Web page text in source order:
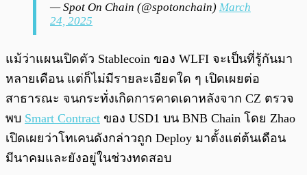
— Spot On Chain (@spotonchain) March
24, 2025
แม้ว่าแผนเปิดตัว Stablecoin ของ WLFI จะเป็นที่รู้กันมา
หลายเดือน แต่ก็ไม่มีรายละเอียดใด ๆ เปิดเผยต่อ
สาธารณะ จนกระทั่งเกิดการคาดเดาหลังจาก CZ ตรวจ
พบ Smart Contract ของ USD1 บน BNB Chain โดย Zhao
เปิดเผยว่าโทเคนดังกล่าวถูก Deploy มาตั้งแต่ต้นเดือน
มีนาคมและยังอยู่ในช่วงทดสอบ